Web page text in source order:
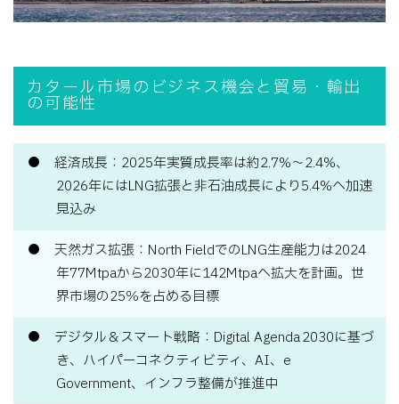
カタール市場のビジネス機会と貿易・輸出
の可能性
経済成長：2025年実質成長率は約2.7%〜2.4%、
2026年にはLNG拡張と非石油成長により5.4%へ加速
見込み
天然ガス拡張：North FieldでのLNG生産能力は2024
年77Mtpaから2030年に142Mtpaへ拡大を計画。世
界市場の25％を占める目標
デジタル＆スマート戦略：Digital Agenda 2030に基づ
き、ハイパーコネクティビティ、AI、e
Government、インフラ整備が推進中